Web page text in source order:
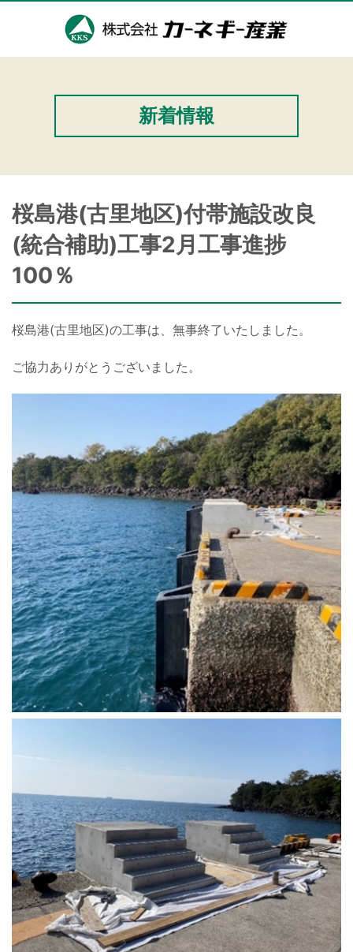
新着情報
桜島港(古里地区)付帯施設改良
(統合補助)工事2月工事進捗
100％
桜島港(古里地区)の工事は、無事終了いたしました。
ご協力ありがとうございました。